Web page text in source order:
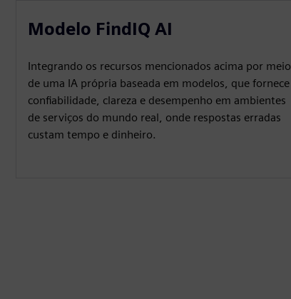
Modelo FindIQ AI
Integrando os recursos mencionados acima por meio
de uma IA própria baseada em modelos, que fornece
confiabilidade, clareza e desempenho em ambientes
de serviços do mundo real, onde respostas erradas
custam tempo e dinheiro.